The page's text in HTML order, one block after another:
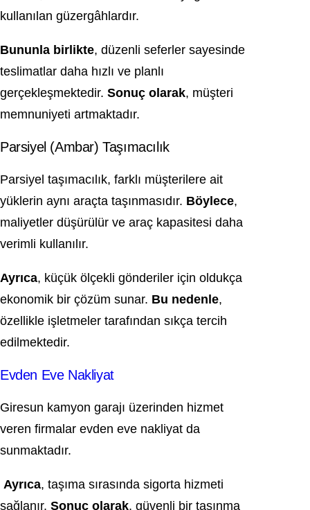
kullanılan güzergâhlardır.
Bununla birlikte, düzenli seferler sayesinde
teslimatlar daha hızlı ve planlı
gerçekleşmektedir. Sonuç olarak, müşteri
memnuniyeti artmaktadır.
Parsiyel (Ambar) Taşımacılık
Parsiyel taşımacılık, farklı müşterilere ait
yüklerin aynı araçta taşınmasıdır. Böylece,
maliyetler düşürülür ve araç kapasitesi daha
verimli kullanılır.
Ayrıca, küçük ölçekli gönderiler için oldukça
ekonomik bir çözüm sunar. Bu nedenle,
özellikle işletmeler tarafından sıkça tercih
edilmektedir.
Evden Eve Nakliyat
Giresun kamyon garajı üzerinden hizmet
veren firmalar evden eve nakliyat da
sunmaktadır.
Ayrıca, taşıma sırasında sigorta hizmeti
sağlanır. Sonuç olarak, güvenli bir taşınma